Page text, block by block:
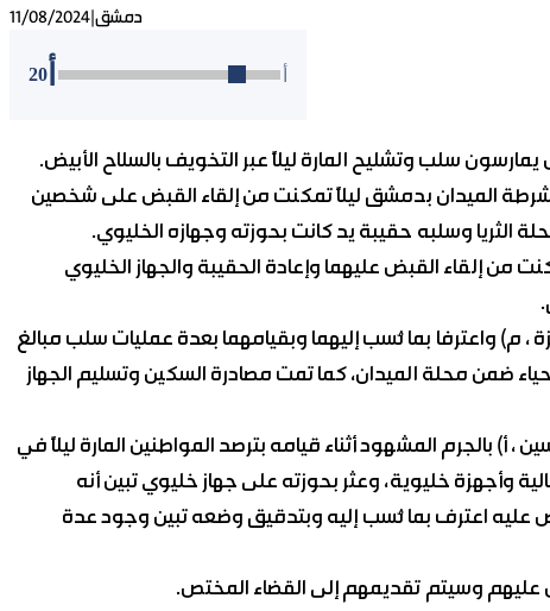
11/08/2024 دمشق
20
شرطة الميدان بدمشق ليلاً تمكنت من إلقاء القبض على شخصين
الثريا وسلبه حقيبة يد كانت بحوزته وجهازه الخليوي.
من إلقاء القبض عليهما وإعادة الحقيبة والجهاز الخليوي
، م) واعترفا بما نُسب إليهما وبقيامهما بعدة عمليات سلب مبالغ
ضمن محلة الميدان، كما تمت مصادرة السكين وتسليم الجهاز
بالجرم المشهود أثناء قيامه بترصد المواطنين المارة ليلاً في
وأجهزة خليوية، وعثر بحوزته على جهاز خليوي تبين أنه
اعترف بما نُسب إليه وبتدقيق وضعه تبين وجود عدة
عليهم وسيتم تقديمهم إلى القضاء المختص.